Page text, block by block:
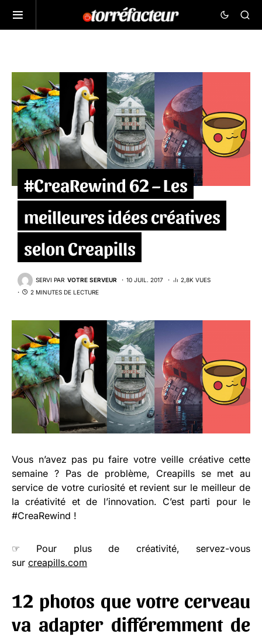
#CreaRewind 62 – Les
meilleures idées créatives
selon Creapills
SERVI PAR VOTRE SERVEUR 10 JUIL. 2017
2,8K VUES
2 MINUTES DE LECTURE
Vous n’avez pas pu faire votre veille créative cette
semaine ? Pas de problème, Creapills se met au
service de votre curiosité et revient sur le meilleur de
la créativité et de l’innovation. C’est parti pour le
#CreaRewind !
☞ Pour plus de créativité, servez-vous
sur creapills.com
12 photos que votre cerveau
va adapter différemment de